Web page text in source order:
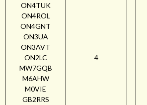
ON4TUK
ON4ROL
ON4GNT
ON3UA
ON3AVT
ON2LC
MW7GQB
M6AHW
M0VIE
GB2RRS
4